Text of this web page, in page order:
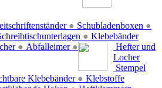
● Schubladenboxen ●
●
● Abfalleimer ●
Klebebänder
Klebebänder ●
Hefter und
Locher
Stempel
Klebstoffe